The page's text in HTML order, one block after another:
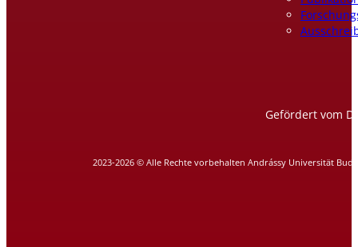
Gefördert vom
2023-2026 © Alle Rechte vorbehalten Andrássy Universität